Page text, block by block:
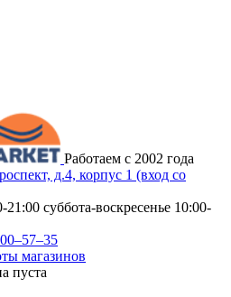
Работаем с 2002 года
д.4, корпус 1 (вход со
21:00 суббота-воскресенье 10:00-
магазинов
пуста